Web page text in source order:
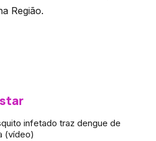
Região.
infetado traz dengue de
(vídeo)